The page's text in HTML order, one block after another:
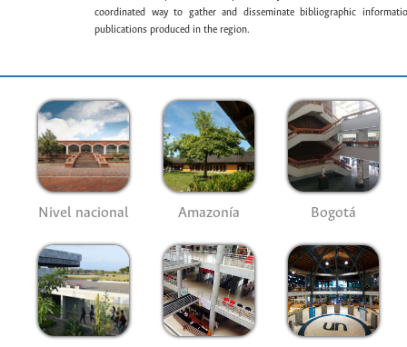
coordinated way to gather and disseminate bibliographic
publications produced in the region.
Nivel nacional Amazonía Bogotá